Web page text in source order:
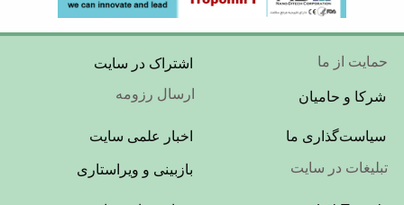
Footer
اشتراک در سایت حمایت از ما
ارسال رزومه شرکا و حامیان
Footer
Menu
اخبار علمی سایت سیاست‌گذاری ما
بازبینی و ویراستاری تبلیغات در سایت